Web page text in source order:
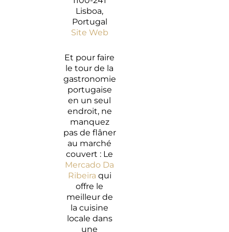
Lisboa,
Portugal
Site Web
Et pour faire
le tour de la
gastronomie
portugaise
en un seul
endroit, ne
manquez
pas de flâner
au marché
couvert : Le
Mercado Da
Ribeira qui
offre le
meilleur de
la cuisine
locale dans
une